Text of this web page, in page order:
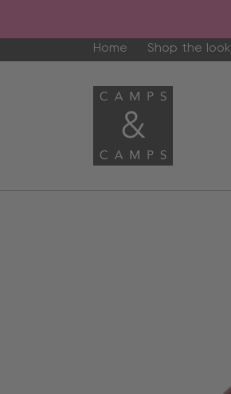
Home Shop the look